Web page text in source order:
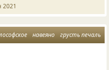
2021
навеяно грусть печаль